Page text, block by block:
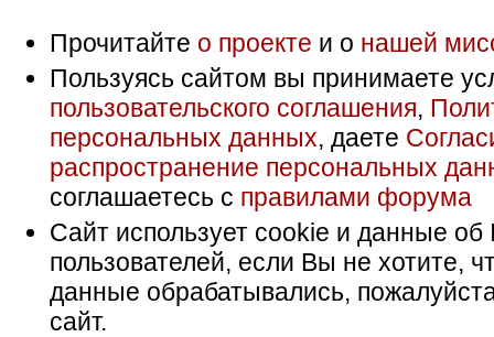
Прочитайте о проекте и о нашей
Пользуясь сайтом вы принимаете
пользовательского соглашения,
персональных данных, даете
распространение персональных
соглашаетесь с правилами форума
Сайт использует cookie и данные об
пользователей, если Вы не хотите,
данные обрабатывались,
сайт.